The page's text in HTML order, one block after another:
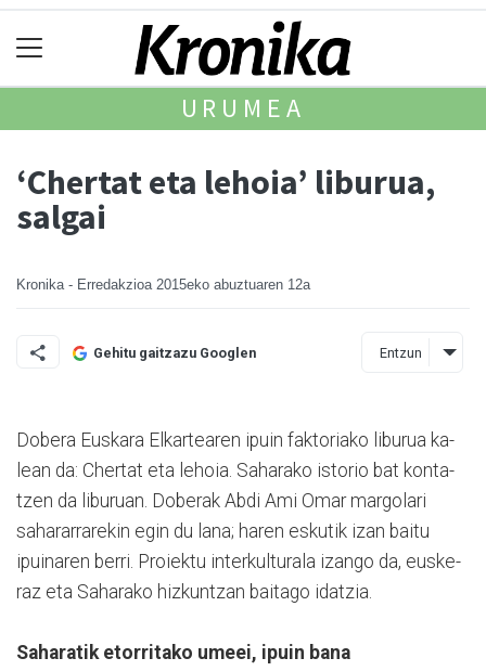
URUMEA
‘Chertat eta lehoia’ liburua,
salgai
Kronika - Erredakzioa 2015eko abuztuaren 12a
Gehitu gaitzazu Googlen Entzun
Dobera Euskara Elkartearen ipuin faktoriako liburua ka­
lean da: Chertat eta lehoia. Saharako istorio bat kon­ta­
tzen da liburuan. Do­be­rak Abdi Ami Omar mar­go­lari
sahararrarekin egin du lana; haren eskutik izan baitu
ipuinaren berri. Proiektu in­terkulturala izan­go da, eu­s­ke­
raz eta Saharako hiz­kun­tzan bai­tago idatzia.
Saharatik etorritako umeei, ipuin bana